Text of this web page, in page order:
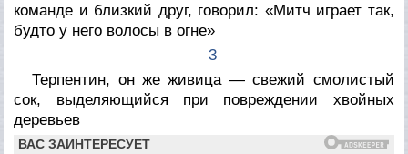
команде и близкий друг, говорил: «Митч играет так,
будто у него волосы в огне»
3
Терпентин, он же живица — свежий смолистый
сок, выделяющийся при повреждении хвойных
деревьев